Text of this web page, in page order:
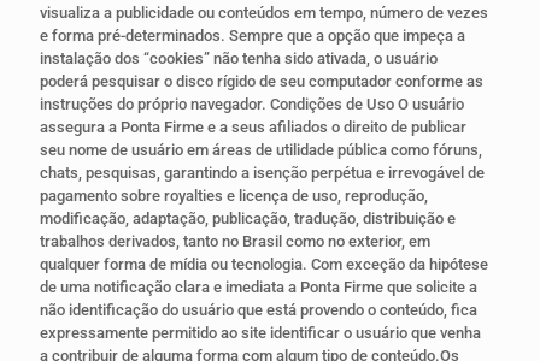
visualiza a publicidade ou conteúdos em tempo, número de vezes
e forma pré-determinados. Sempre que a opção que impeça a
instalação dos “cookies” não tenha sido ativada, o usuário
poderá pesquisar o disco rígido de seu computador conforme as
instruções do próprio navegador. Condições de Uso O usuário
assegura a Ponta Firme e a seus afiliados o direito de publicar
seu nome de usuário em áreas de utilidade pública como fóruns,
chats, pesquisas, garantindo a isenção perpétua e irrevogável de
pagamento sobre royalties e licença de uso, reprodução,
modificação, adaptação, publicação, tradução, distribuição e
trabalhos derivados, tanto no Brasil como no exterior, em
qualquer forma de mídia ou tecnologia. Com exceção da hipótese
de uma notificação clara e imediata a Ponta Firme que solicite a
não identificação do usuário que está provendo o conteúdo, fica
expressamente permitido ao site identificar o usuário que venha
a contribuir de alguma forma com algum tipo de conteúdo.Os